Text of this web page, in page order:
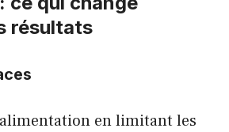
résultats
en limitant les